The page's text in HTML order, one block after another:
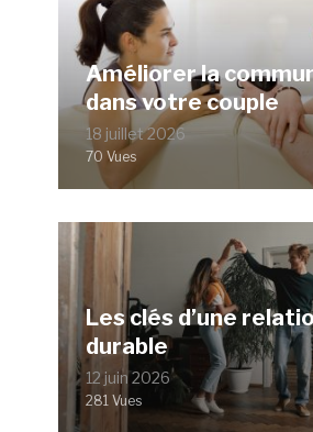
Améliorer la
dans votre couple
18 juillet 2026
70 Vues
Les clés d’une
durable
12 juin 2026
281 Vues